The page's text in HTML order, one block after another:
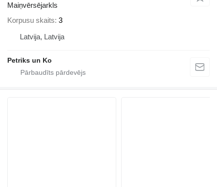
Maiņvērsējarkls
Korpusu skaits 3
Latvija, Latvija
Petriks un Ko